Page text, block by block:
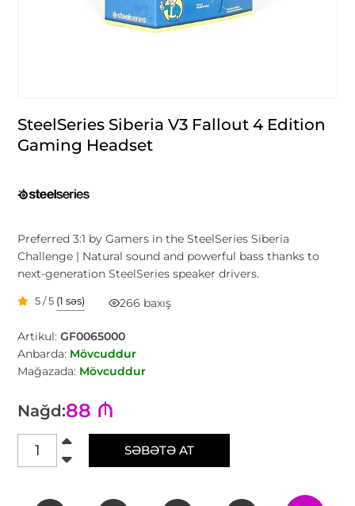
SteelSeries Siberia V3 Fallout 4 Edition
Gaming Headset
Preferred 3:1 by Gamers in the SteelSeries Siberia
Challenge | Natural sound and powerful bass thanks to
next-generation SteelSeries speaker drivers.
5 / 5 (1 səs) 266 baxış
Artikul:GF0065000
Anbarda: Mövcuddur
Mağazada: Mövcuddur
Nağd:88 ₼
SƏBƏTƏ AT